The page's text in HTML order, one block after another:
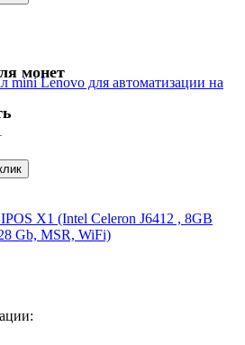
монет
mini Lenovo для автоматизации на
X1 (Intel Celeron J6412 , 8GB
Gb, MSR, WiFi)